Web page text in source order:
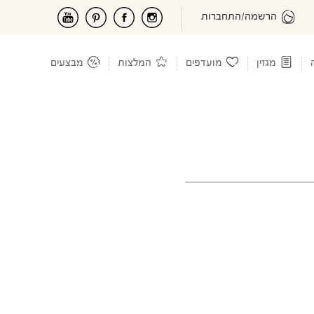
הרשמה/התחברות
מגזין מועדפים המלצות מבצעים